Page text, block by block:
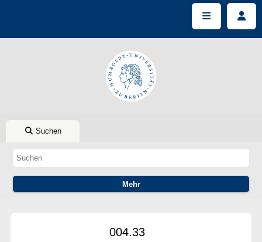
Suchen
004.33